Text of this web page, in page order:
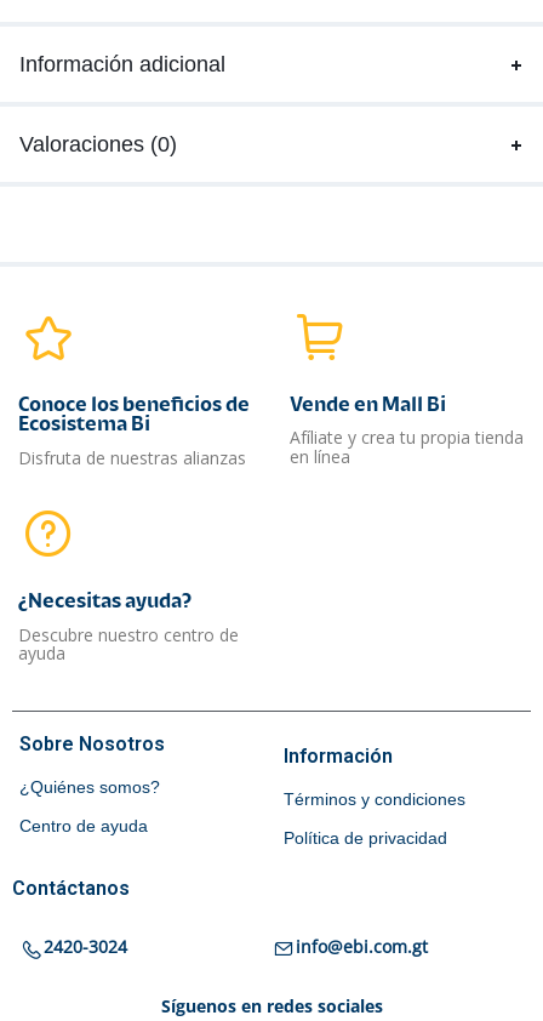
Información adicional
Valoraciones (0)
Conoce los beneficios de
Ecosistema Bi
Disfruta de nuestras alianzas
Vende en Mall Bi
Afíliate y crea tu propia tienda
en línea
¿Necesitas ayuda?​
Descubre nuestro centro de
ayuda
Sobre Nosotros
¿Quiénes somos?
Centro de ayuda
Información
Términos y condiciones
Política de privacidad
Contáctanos
2420-3024 info@ebi.com.gt
Síguenos en redes sociales